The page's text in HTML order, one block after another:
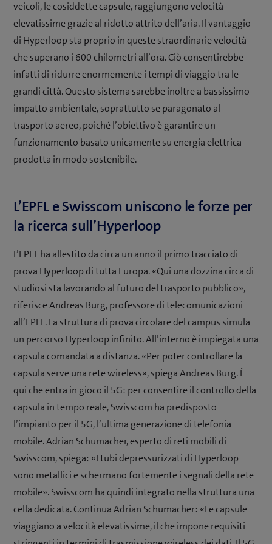
veicoli, le cosiddette capsule, raggiungono velocità
elevatissime grazie al ridotto attrito dell’aria. Il vantaggio
di Hyperloop sta proprio in queste straordinarie velocità
che superano i 600 chilometri all’ora. Ciò consentirebbe
infatti di ridurre enormemente i tempi di viaggio tra le
grandi città. Questo sistema sarebbe inoltre a bassissimo
impatto ambientale, soprattutto se paragonato al
trasporto aereo, poiché l’obiettivo è garantire un
funzionamento basato unicamente su energia elettrica
prodotta in modo sostenibile.
L’EPFL e Swisscom uniscono le forze per
la ricerca sull’Hyperloop
L’EPFL ha allestito da circa un anno il primo tracciato di
prova Hyperloop di tutta Europa. «Qui una dozzina circa di
studiosi sta lavorando al futuro del trasporto pubblico»,
riferisce Andreas Burg, professore di telecomunicazioni
all’EPFL. La struttura di prova circolare del campus simula
un percorso Hyperloop infinito. All’interno è impiegata una
capsula comandata a distanza. «Per poter controllare la
capsula serve una rete wireless», spiega Andreas Burg. È
qui che entra in gioco il 5G: per consentire il controllo della
capsula in tempo reale, Swisscom ha predisposto
l’impianto per il 5G, l’ultima generazione di telefonia
mobile. Adrian Schumacher, esperto di reti mobili di
Swisscom, spiega: «I tubi depressurizzati di Hyperloop
sono metallici e schermano fortemente i segnali della rete
mobile». Swisscom ha quindi integrato nella struttura una
cella dedicata. Continua Adrian Schumacher: «Le capsule
viaggiano a velocità elevatissime, il che impone requisiti